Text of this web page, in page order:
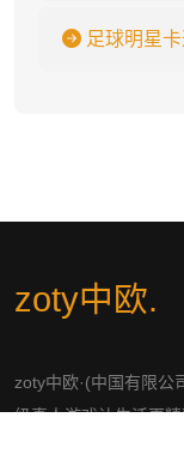
足球明星
zoty中欧.
zoty中欧·(中国有限公
级真人游戏让生活更